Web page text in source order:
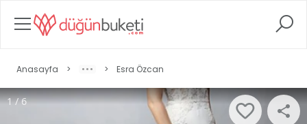
Anasayfa > > Esra Özcan
1 / 6